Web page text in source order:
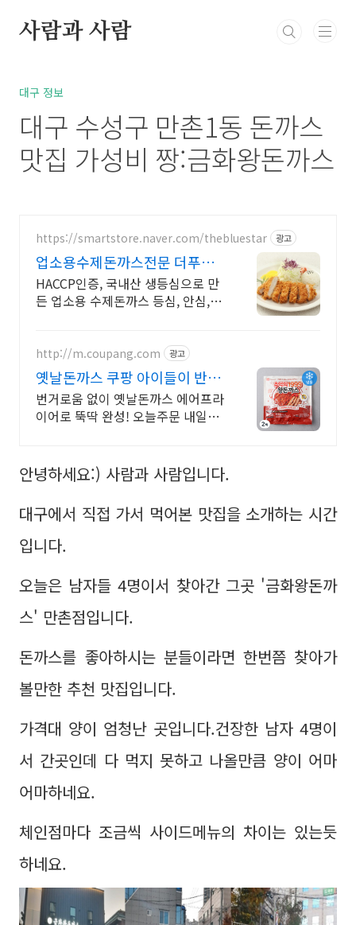
사람과 사람
북부정류장 레스카페
대구 정보
대구 수성구 만촌1동 돈까스
맛집 가성비 짱:금화왕돈까스
https://smartstore.naver.com/thebluestar 광고
업소용수제돈까스전문 더푸른
별 두툼한 국내산 냉장 통등심
HACCP인증, 국내산 생등심으로 만
든 업소용 수제돈까스 등심, 안심, 치
http://m.coupang.com 광고
옛날돈까스 쿠팡 아이들이 반한
밥반찬 간식
번거로움 없이 옛날돈까스 에어프라
이어로 뚝딱 완성! 오늘주문 내일도
안녕하세요:) 사람과 사람입니다.
대구에서 직접 가서 먹어본 맛집을 소개하는 시간
입니다.
오늘은 남자들 4명이서 찾아간 그곳 '금화왕돈까
스' 만촌점입니다.
돈까스를 좋아하시는 분들이라면 한번쯤 찾아가
볼만한 추천 맛집입니다.
가격대 양이 엄청난 곳입니다.건장한 남자 4명이
서 간곳인데 다 먹지 못하고 나올만큼 양이 어마
어마하네요.
체인점마다 조금씩 사이드메뉴의 차이는 있는듯
하네요.